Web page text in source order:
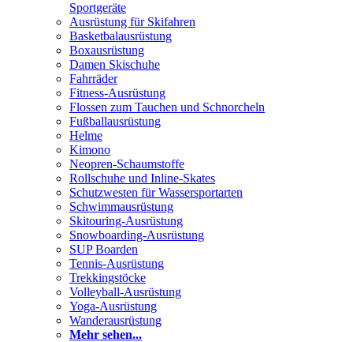
Sportgeräte
Ausrüstung für Skifahren
Basketbalausrüstung
Boxausrüstung
Damen Skischuhe
Fahrräder
Fitness-Ausrüstung
Flossen zum Tauchen und Schnorcheln
Fußballausrüstung
Helme
Kimono
Neopren-Schaumstoffe
Rollschuhe und Inline-Skates
Schutzwesten für Wassersportarten
Schwimmausrüstung
Skitouring-Ausrüstung
Snowboarding-Ausrüstung
SUP Boarden
Tennis-Ausrüstung
Trekkingstöcke
Volleyball-Ausrüstung
Yoga-Ausrüstung
Wanderausrüstung
Mehr sehen...